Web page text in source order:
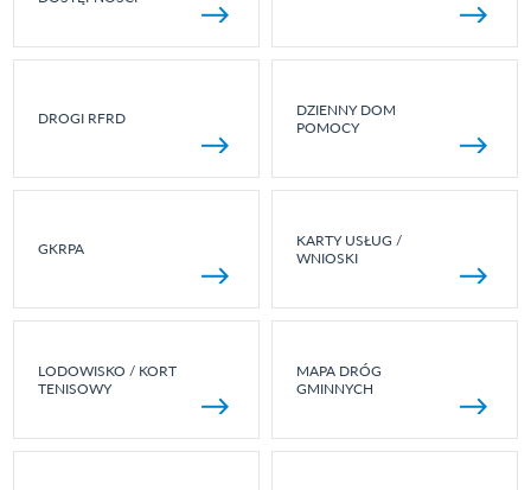
DROGI RFRD
DZIENNY DOM
POMOCY
GKRPA
KARTY USŁUG /
WNIOSKI
LODOWISKO / KORT
TENISOWY
MAPA DRÓG
GMINNYCH